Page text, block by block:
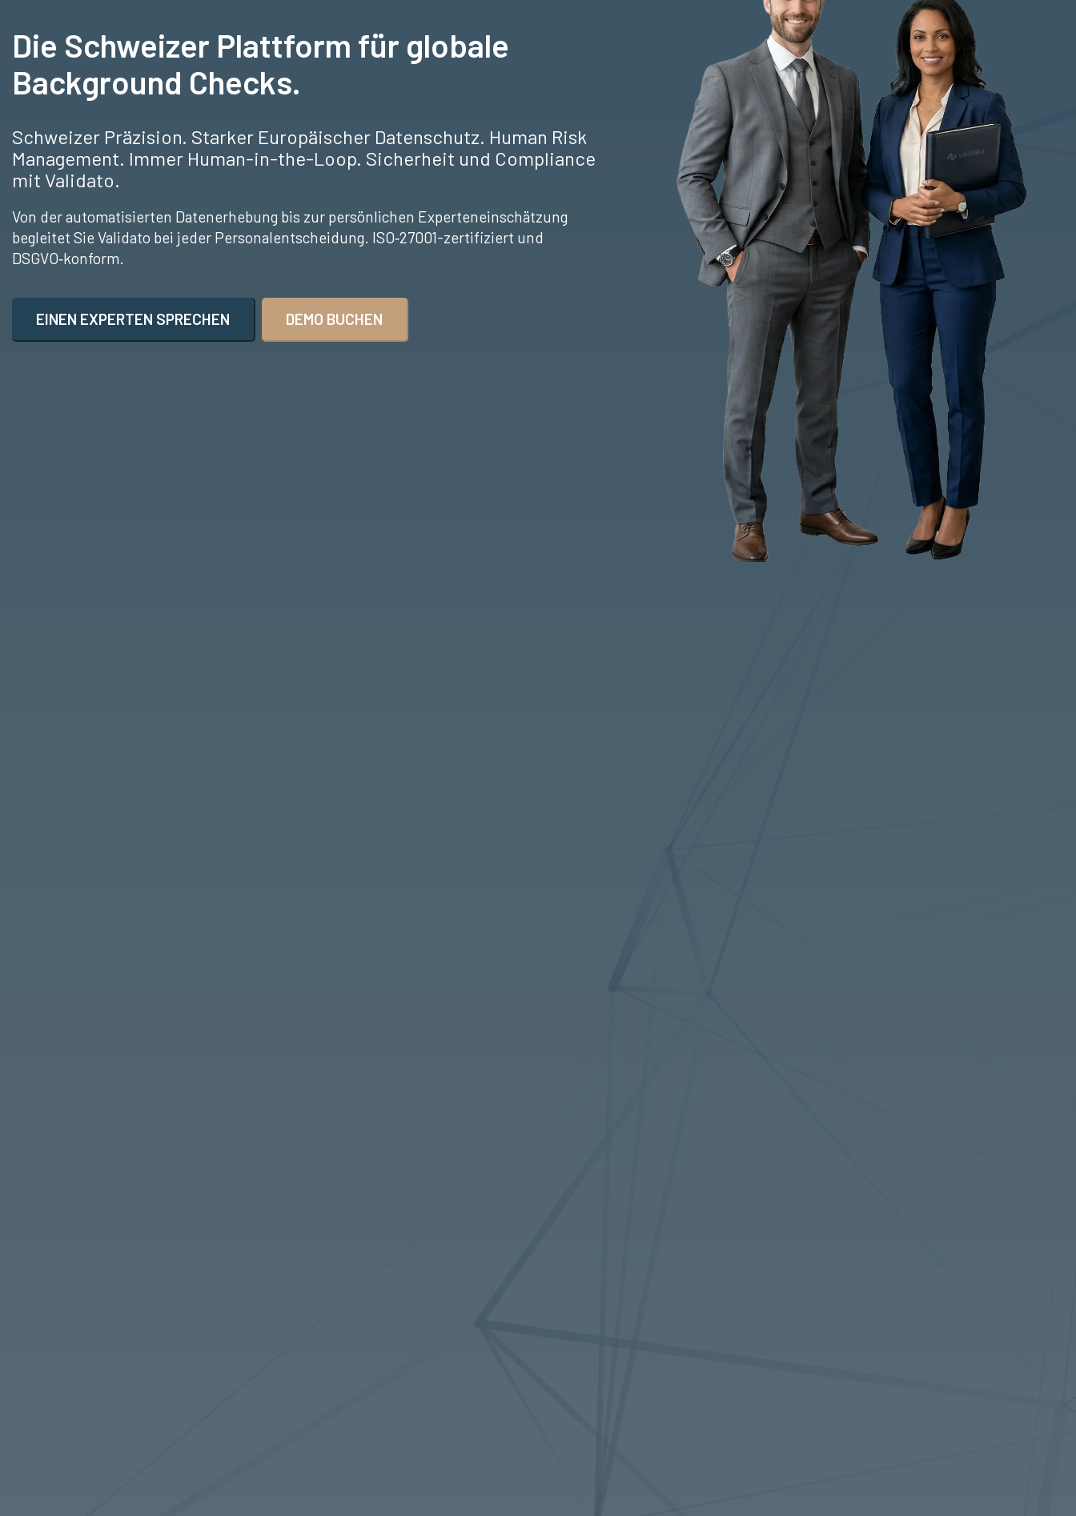
Die Schweizer Plattform für globale
Background Checks.
Schweizer Präzision. Starker Europäischer Datenschutz. Human Risk
Management. Immer Human-in-the-Loop. Sicherheit und Compliance
mit Validato.
Von der automatisierten Datenerhebung bis zur persönlichen Experteneinschätzung
begleitet Sie Validato bei jeder Personalentscheidung. ISO‑27001-zertifiziert und
DSGVO‑konform.
EINEN EXPERTEN SPRECHEN DEMO BUCHEN